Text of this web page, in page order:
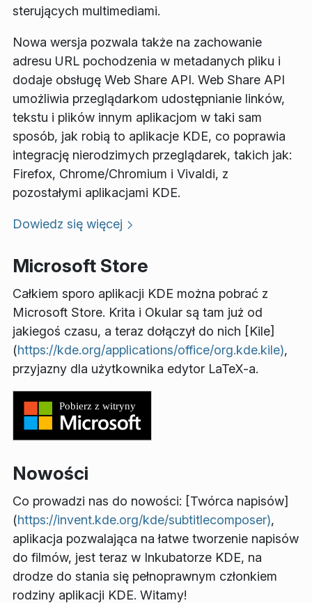
sterujących multimediami.
Nowa wersja pozwala także na zachowanie
adresu URL pochodzenia w metadanych pliku i
dodaje obsługę Web Share API. Web Share API
umożliwia przeglądarkom udostępnianie linków,
tekstu i plików innym aplikacjom w taki sam
sposób, jak robią to aplikacje KDE, co poprawia
integrację nierodzimych przeglądarek, takich jak:
Firefox, Chrome/Chromium i Vivaldi, z
pozostałymi aplikacjami KDE.
Dowiedz się więcej
Microsoft Store
Całkiem sporo aplikacji KDE można pobrać z
Microsoft Store. Krita i Okular są tam już od
jakiegoś czasu, a teraz dołączył do nich [Kile]
(https://kde.org/applications/office/org.kde.kile),
przyjazny dla użytkownika edytor LaTeX-a.
Nowości
Co prowadzi nas do nowości: [Twórca napisów]
(https://invent.kde.org/kde/subtitlecomposer),
aplikacja pozwalająca na łatwe tworzenie napisów
do filmów, jest teraz w Inkubatorze KDE, na
drodze do stania się pełnoprawnym członkiem
rodziny aplikacji KDE. Witamy!